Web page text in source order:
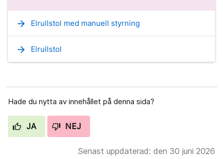
arrow_forward Elrullstol med manuell styrning
arrow_forward Elrullstol
Hade du nytta av innehållet på denna sida?
JA NEJ
Senast uppdaterad: den 30 juni 2026